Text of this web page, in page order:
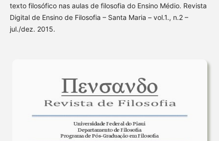
texto filosófico nas aulas de filosofia do Ensino Médio. Revista
Digital de Ensino de Filosofia – Santa Maria – vol.1., n.2 –
jul./dez. 2015.